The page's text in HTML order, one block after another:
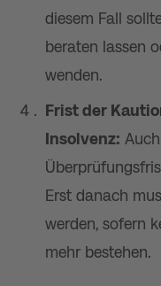
diesem Fall
beraten lassen
wenden.
Frist der
Insolvenz:
Erst danach
werden, sofern
mehr bestehen.